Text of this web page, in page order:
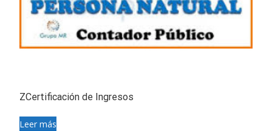
ZCertificación de Ingresos
Leer más